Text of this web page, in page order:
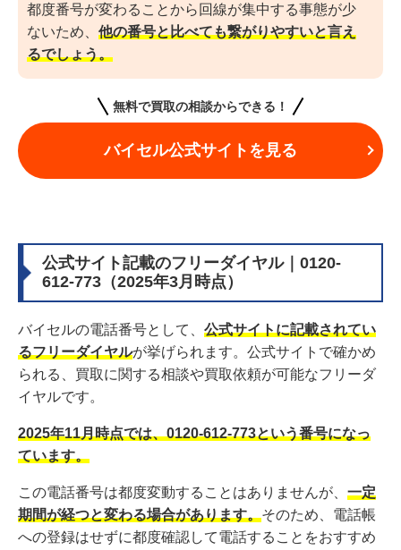
都度番号が変わることから回線が集中する事態が少
ないため、 他の番号と比べても繋がりやすいと言え
るでしょう。
無料で買取の相談からできる！
バイセル公式サイトを見る
公式サイト記載のフリーダイヤル｜0120-
612-773（2025年3月時点）
バイセルの電話番号として、 公式サイトに記載されてい
るフリーダイヤルが挙げられます。公式サイトで確かめ
られる、買取に関する相談や買取依頼が可能なフリーダ
イヤルです。
2025年11月時点では、0120-612-773という番号になっ
ています。
この電話番号は都度変動することはありませんが、 一定
期間が経つと変わる場合があります。そのため、電話帳
への登録はせずに都度確認して電話することをおすすめ